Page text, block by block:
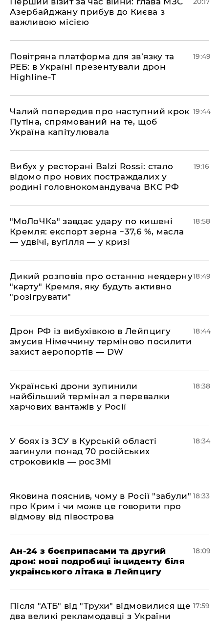
Азербайджану прибув до Києва з
важливою місією
​Повітряна платформа для зв’язку та
РЕБ: в Україні презентували дрон
Highline-T
19:49
​Чалий попередив про наступний крок
Путіна, спрямований на те, щоб
Україна капітулювала
19:44
​Вибух у ресторані Balzi Rossi: стало
відомо про нових постраждалих у
родині головнокомандувача ВКС РФ
19:16
​"МоЛоЧКа" завдає удару по кишені
Кремля: експорт зерна −37,6 %, масла
— удвічі, вугілля — у кризі
18:58
​Дикий розповів про останню неядерну
"карту" Кремля, яку будуть активно
"розігрувати"
18:49
​Дрон РФ із вибухівкою в Лейпцигу
змусив Німеччину терміново посилити
захист аеропортів — DW
18:44
​Українські дрони зупинили
найбільший термінал з перевалки
харчових вантажів у Росії
18:38
​У боях із ЗСУ в Курській області
загинули понад 70 російських
строковиків — росЗМІ
18:34
​Яковина пояснив, чому в Росії "забули"
про Крим і чи може це говорити про
відмову від півострова
18:33
​Ан-24 з боєприпасами та другий
дрон: нові подробиці інциденту біля
українського літака в Лейпцигу
18:09
​Після "АТБ" від "Трухи" відмовилися ще
два великі рекламодавці з України
17:59